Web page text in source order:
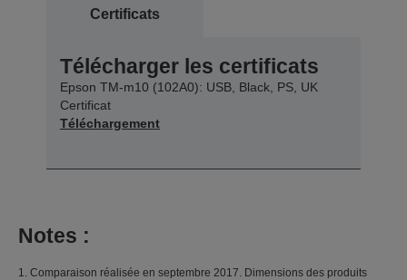
Certificats
Télécharger les certificats
Epson TM-m10 (102A0): USB, Black, PS, UK
Certificat
Téléchargement
Notes :
1. Comparaison réalisée en septembre 2017. Dimensions des produits